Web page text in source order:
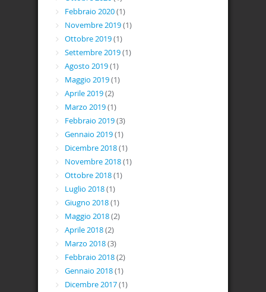
Febbraio 2020(1)
Novembre 2019(1)
Ottobre 2019(1)
Settembre 2019(1)
Agosto 2019(1)
Maggio 2019(1)
Aprile 2019(2)
Marzo 2019(1)
Febbraio 2019(3)
Gennaio 2019(1)
Dicembre 2018(1)
Novembre 2018(1)
Ottobre 2018(1)
Luglio 2018(1)
Giugno 2018(1)
Maggio 2018(2)
Aprile 2018(2)
Marzo 2018(3)
Febbraio 2018(2)
Gennaio 2018(1)
Dicembre 2017(1)